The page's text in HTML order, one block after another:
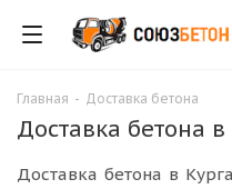
Главная - Доставка бетона
Доставка бетона
Доставка бетона в